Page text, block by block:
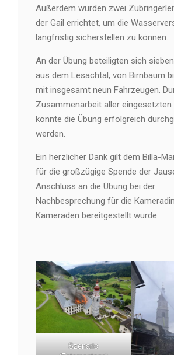
Außerdem wurden zwei
der Gail errichtet, um die
langfristig sicherstellen zu können.
An der Übung beteiligten sich
aus dem Lesachtal, von Birnbaum
mit insgesamt neun Fahrzeugen.
Zusammenarbeit aller eingesetzten
konnte die Übung erfolgreich
werden.
Ein herzlicher Dank gilt dem Billa-
für die großzügige Spende der
Anschluss an die Übung bei der
Nachbesprechung für die
Kameraden bereitgestellt wurde.
Szenario